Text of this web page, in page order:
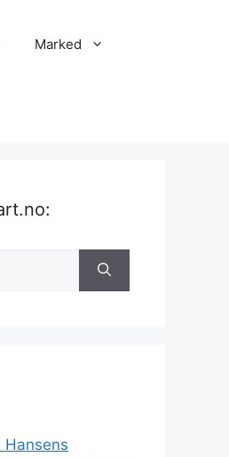
Marked
Hansens